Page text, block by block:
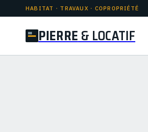
HABITAT · TRAVAUX · COPROPRIÉTÉ
PIERRE & LOCATIF